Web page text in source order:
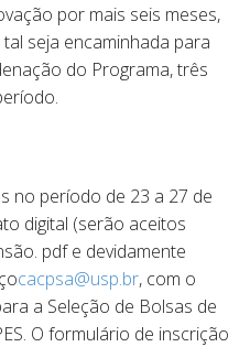
por mais seis meses,
seja encaminhada para
do Programa, três
no período de 23 a 27 de
digital (serão aceitos
pdf e devidamente
cacpsa@usp.br, com o
a Seleção de Bolsas de
O formulário de inscrição